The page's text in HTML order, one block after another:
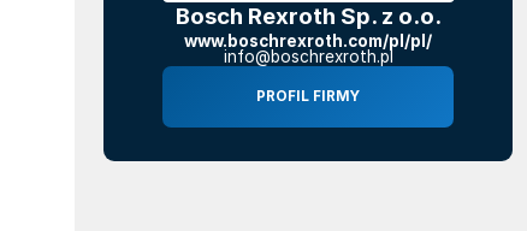
Bosch Rexroth Sp. z o.o.
www.boschrexroth.com/pl/pl/
info@boschrexroth.pl
PROFIL FIRMY